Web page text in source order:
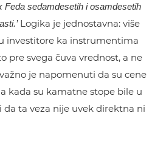
sedamdesetih i osamdesetih
Logika je jednostavna: više
investitore ka instrumentima
pre svega čuva vrednost, a ne
je napomenuti da su cene
kada su kamatne stope bile u
ta veza nije uvek direktna ni